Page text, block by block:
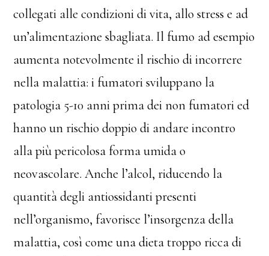
collegati alle condizioni di vita, allo stress e ad
un’alimentazione sbagliata. Il fumo ad esempio
aumenta notevolmente il rischio di incorrere
nella malattia: i fumatori sviluppano la
patologia 5-10 anni prima dei non fumatori ed
hanno un rischio doppio di andare incontro
alla più pericolosa forma umida o
neovascolare. Anche l’alcol, riducendo la
quantità degli antiossidanti presenti
nell’organismo, favorisce l’insorgenza della
malattia, così come una dieta troppo ricca di